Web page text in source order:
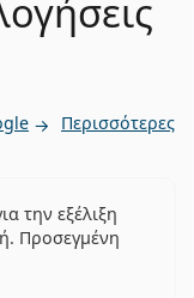
Περισσότερες
την εξέλιξη
Προσεγμένη